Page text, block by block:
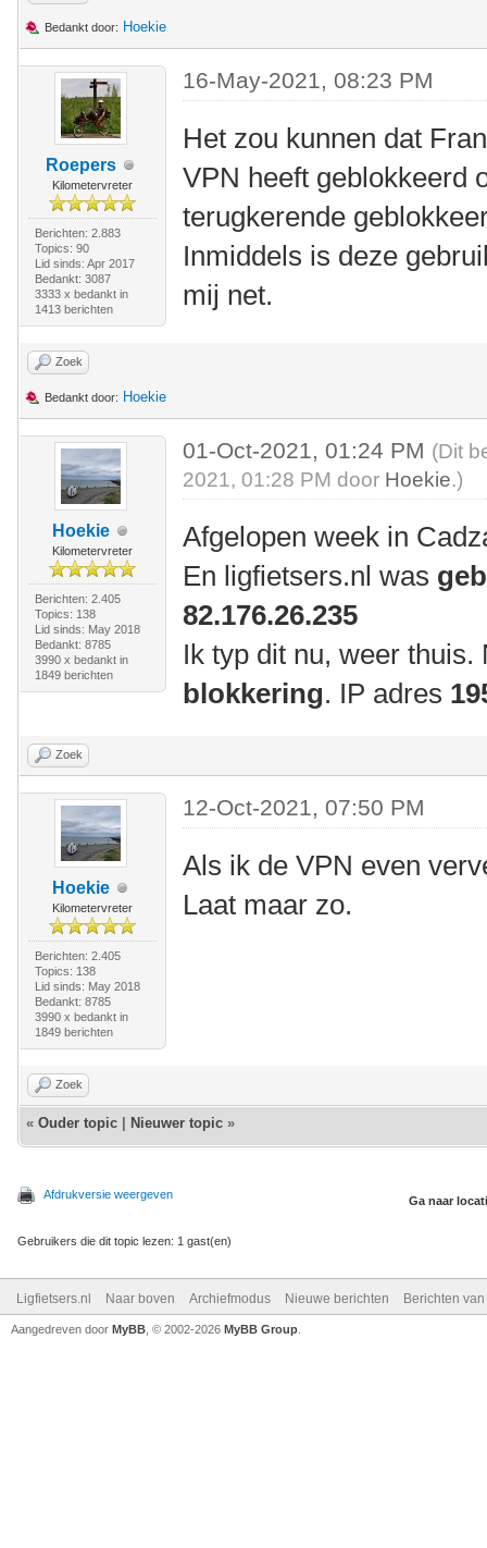
Bedankt door: Hoekie
Roepers
Kilometervreter
Berichten: 2.883
Topics: 90
Lid sinds: Apr 2017
Bedankt: 3087
3333 x bedankt in
1413 berichten
16-May-2021, 08:23 PM
Het zou kunnen dat
VPN heeft geblokkeerd
terugkerende
Inmiddels is deze
mij net.
Zoek
Bedankt door: Hoekie
Hoekie
Kilometervreter
Berichten: 2.405
Topics: 138
Lid sinds: May 2018
Bedankt: 8785
3990 x bedankt in
1849 berichten
01-Oct-2021, 01:24 PM (Dit
2021, 01:28 PM door Hoekie.)
Afgelopen week in
En ligfietsers.nl was
82.176.26.235
Ik typ dit nu, weer
blokkering. IP adres
Zoek
Hoekie
Kilometervreter
Berichten: 2.405
Topics: 138
Lid sinds: May 2018
Bedankt: 8785
3990 x bedankt in
1849 berichten
12-Oct-2021, 07:50 PM
Als ik de VPN even
Laat maar zo.
Zoek
« Ouder topic Nieuwer topic »
Afdrukversie weergeven Ga naar
Gebruikers die dit topic lezen: 1 gast(en)
Ligfietsers.nl Naar boven Archiefmodus Nieuwe berichten Berichten
Aangedreven door MyBB , © 2002-2026 MyBB Group